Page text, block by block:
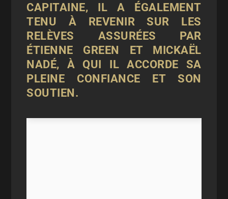
CAPITAINE, IL A ÉGALEMENT
TENU À REVENIR SUR LES
RELÈVES ASSURÉES PAR
ÉTIENNE GREEN ET MICKAËL
NADÉ, À QUI IL ACCORDE SA
PLEINE CONFIANCE ET SON
SOUTIEN.